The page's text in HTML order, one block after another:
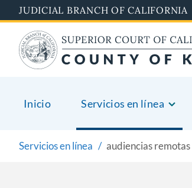
to
main
content
JUDICIAL BRANCH OF CALIFORNIA
Inicio Servicios en línea
Servicios en línea audiencias